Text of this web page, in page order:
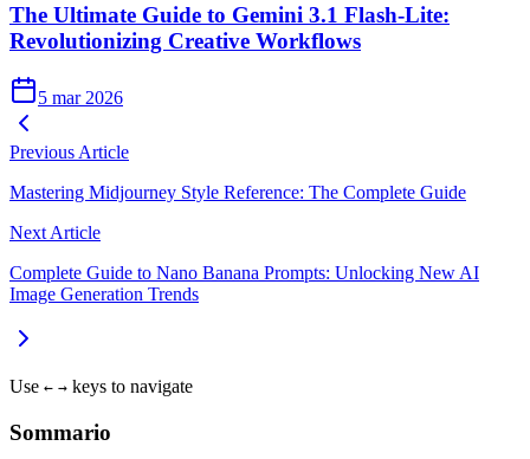
The Ultimate Guide to Gemini 3.1 Flash-Lite:
Revolutionizing Creative Workflows
5 mar 2026
Previous Article
Mastering Midjourney Style Reference: The Complete Guide
Next Article
Complete Guide to Nano Banana Prompts: Unlocking New AI
Image Generation Trends
Use ← → keys to navigate
Sommario